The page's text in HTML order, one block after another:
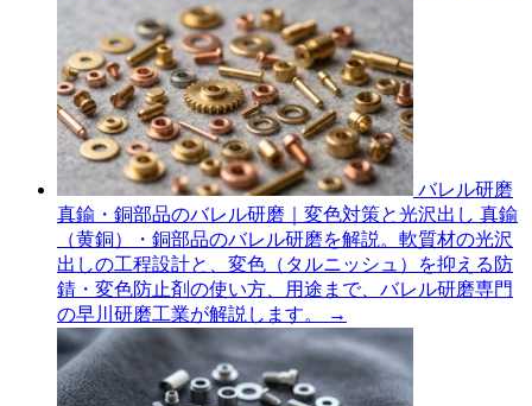
バレル研磨
真鍮・銅部品のバレル研磨｜変色対策と光沢出し 真鍮
（黄銅）・銅部品のバレル研磨を解説。軟質材の光沢
出しの工程設計と、変色（タルニッシュ）を抑える防
錆・変色防止剤の使い方、用途まで、バレル研磨専門
の早川研磨工業が解説します。
→